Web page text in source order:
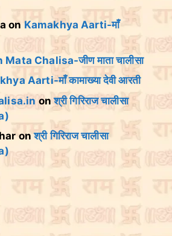
on Kamakhya Aarti-माँ
Mata Chalisa-जीण माता चालीसा
Aarti-माँ कामाख्या देवी आरती
onश्री गिरिराज चालीसा
onश्री गिरिराज चालीसा